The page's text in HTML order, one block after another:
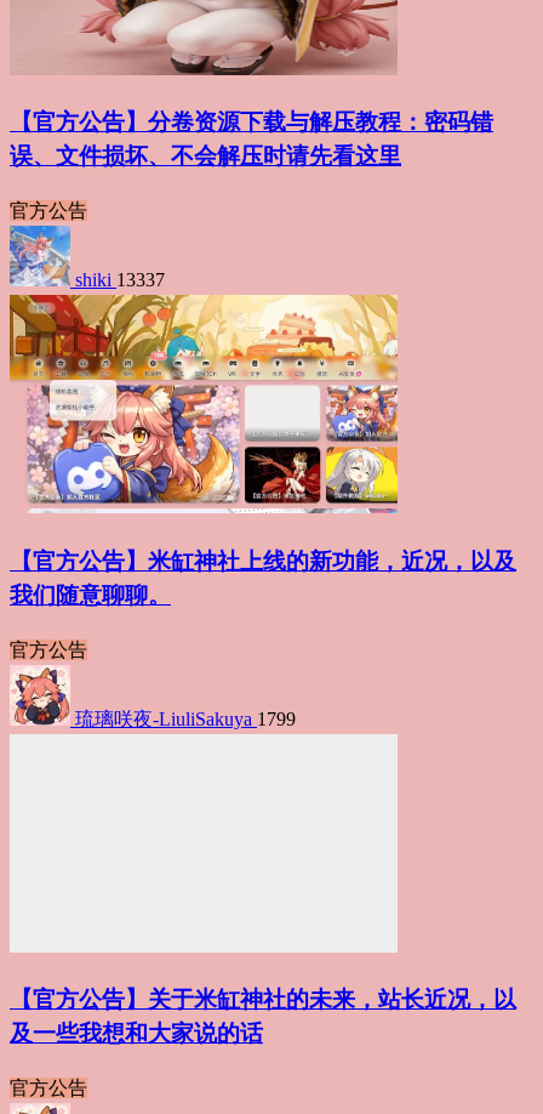
【官方公告】分卷资源下载与解压教程：密码错
误、文件损坏、不会解压时请先看这里
官方公告
shiki 13337
【官方公告】米缸神社上线的新功能，近况，以及
我们随意聊聊。
官方公告
琉璃咲夜-LiuliSakuya 1799
【官方公告】关于米缸神社的未来，站长近况，以
及一些我想和大家说的话
官方公告